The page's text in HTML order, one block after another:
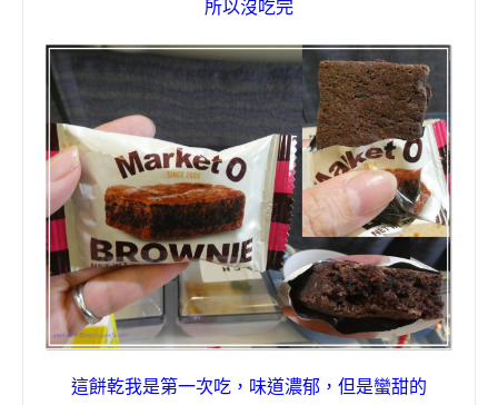
所以沒吃完
這餅乾我是第一次吃，味道濃郁，但是蠻甜的